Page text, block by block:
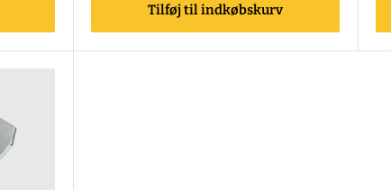
Tilføj til indkøbskurv